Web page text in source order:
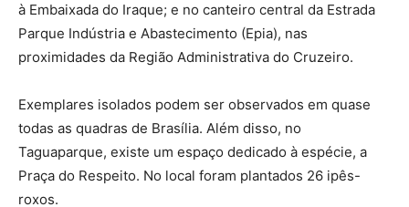
à Embaixada do Iraque; e no canteiro central da Estrada
Parque Indústria e Abastecimento (Epia), nas
proximidades da Região Administrativa do Cruzeiro.
Exemplares isolados podem ser observados em quase
todas as quadras de Brasília. Além disso, no
Taguaparque, existe um espaço dedicado à espécie, a
Praça do Respeito. No local foram plantados 26 ipês-
roxos.